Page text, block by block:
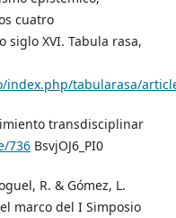
cuatro
XVI. Tabula rasa,
index.php/tabularasa/
transdisciplinar
736BsvjOJ6_PI0
R. & Gómez, L.
marco del I Simposio